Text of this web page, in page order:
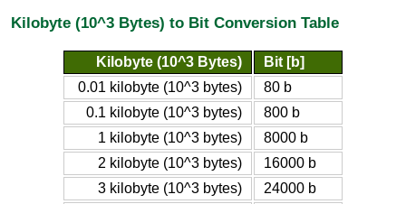
Kilobyte (10^3 Bytes) to Bit Conversion Table
Kilobyte (10^3 Bytes)
Bit [b]
0.01 kilobyte (10^3 bytes)
80 b
0.1 kilobyte (10^3 bytes)
800 b
1 kilobyte (10^3 bytes)
8000 b
2 kilobyte (10^3 bytes)
16000 b
3 kilobyte (10^3 bytes)
24000 b